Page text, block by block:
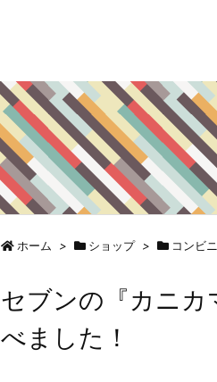
ホーム > ショップ > コンビニ
セブンの『カニカ
べました！